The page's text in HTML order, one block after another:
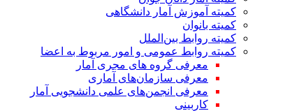
کمیته آموزش آمار دانشگاهی
کمیته بانوان
کمیته روابط بین‌الملل
کمیته روابط عمومی و امور مربوط به اعضا
معرفی گروه های مجری آمار
معرفی سازمان‌های آماری
معرفی انجمن‌های علمی دانشجویی آمار
کاربینی